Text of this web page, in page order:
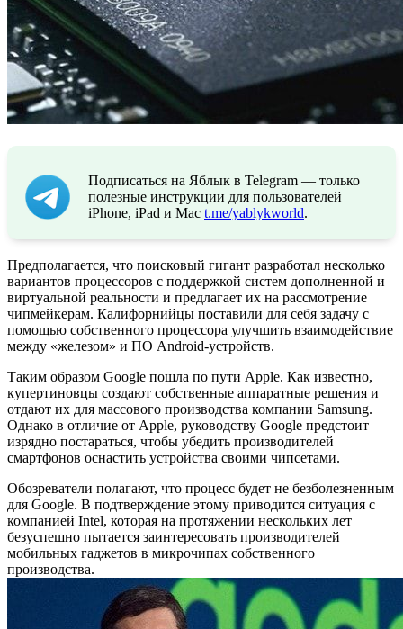
Подписаться на Яблык в Telegram — только
полезные инструкции для пользователей
iPhone, iPad и Mac t.me/yablykworld.
Предполагается, что поисковый гигант разработал несколько
вариантов процессоров с поддержкой систем дополненной и
виртуальной реальности и предлагает их на рассмотрение
чипмейкерам. Калифорнийцы поставили для себя задачу с
помощью собственного процессора улучшить взаимодействие
между «железом» и ПО Android-устройств.
Таким образом Google пошла по пути Apple. Как известно,
купертиновцы создают собственные аппаратные решения и
отдают их для массового производства компании Samsung.
Однако в отличие от Apple, руководству Google предстоит
изрядно постараться, чтобы убедить производителей
смартфонов оснастить устройства своими чипсетами.
Обозреватели полагают, что процесс будет не безболезненным
для Google. В подтверждение этому приводится ситуация с
компанией Intel, которая на протяжении нескольких лет
безуспешно пытается заинтересовать производителей
мобильных гаджетов в микрочипах собственного
производства.